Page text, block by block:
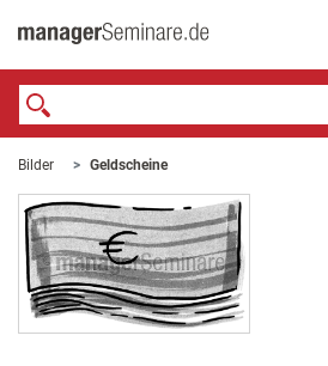
Bilder Geldscheine